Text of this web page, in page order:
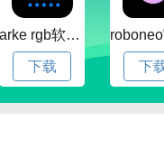
arke rgb软件下载v20.0 安卓版
下载 下